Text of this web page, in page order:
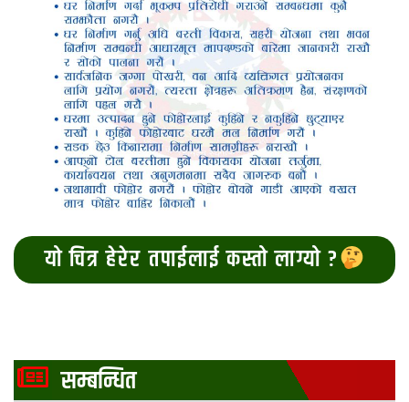
यो चित्र हेरेर तपाईलाई कस्तो लाग्यो ?
सम्बन्धित